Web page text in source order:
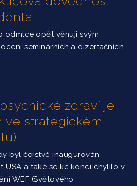
odmlce opět věnuji svým
seminárních a dizertačních
zdraví je
ve strategickém
byl čerstvě inaugurován
USA a také se ke konci chýlilo v
WEF (Světového